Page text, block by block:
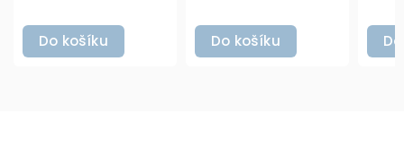
Do košíku Do košíku